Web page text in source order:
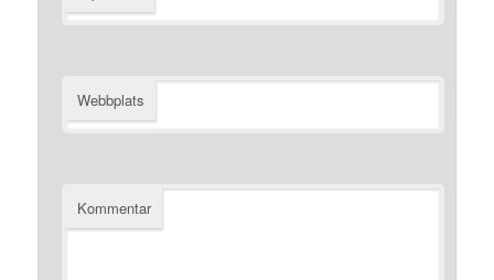
Webbplats
Kommentar